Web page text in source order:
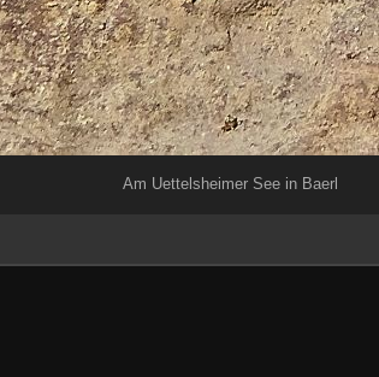
Am Uettelsheimer See in Baerl